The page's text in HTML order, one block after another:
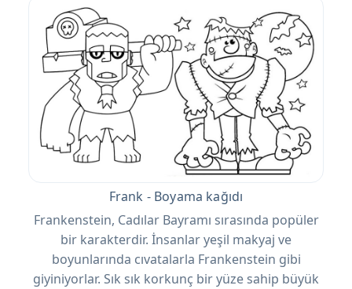
Frank - Boyama kağıdı
Frankenstein, Cadılar Bayramı sırasında popüler
bir karakterdir. İnsanlar yeşil makyaj ve
boyunlarında cıvatalarla Frankenstein gibi
giyiniyorlar. Sık sık korkunç bir yüze sahip büyük